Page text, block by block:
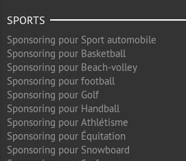
SPORTS
Sponsoring pour Sport automobile
Sponsoring pour Basketball
Sponsoring pour Beach-volley
Sponsoring pour football
Sponsoring pour Golf
Sponsoring pour Handball
Sponsoring pour Athlétisme
Sponsoring pour Équitation
Sponsoring pour Snowboard